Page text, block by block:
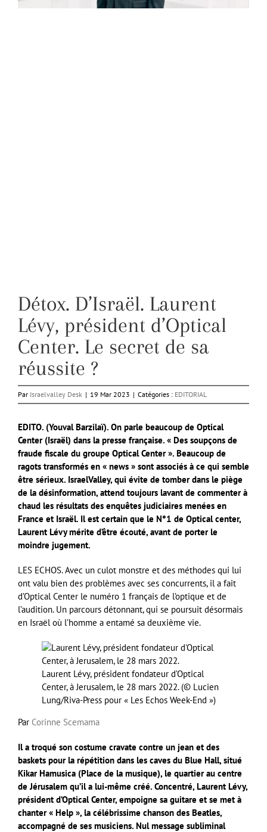
Détox. D’Israël. Laurent
Lévy, président d’Optical
Center. Le secret de sa
réussite ?
Par Israelvalley Desk | 19 Mar 2023 | Catégories : EDITORIAL
EDITO. (Youval Barzilaï). On parle beaucoup de Optical
Center (Israël) dans la presse française. « Des soupçons de
fraude fiscale du groupe Optical Center ». Beaucoup de
ragots transformés en « news » sont associés à ce qui semble
être sérieux. IsraelValley, qui évite de tomber dans le piège
de la désinformation, attend toujours lavant de commenter à
chaud les résultats des enquêtes judiciaires menées en
France et Israël. Il est certain que le N°1 de Optical center,
Laurent Lévy mérite d’être écouté, avant de porter le
moindre jugement.
LES ECHOS. Avec un culot monstre et des méthodes qui lui
ont valu bien des problèmes avec ses concurrents, il a fait
d’Optical Center le numéro 1 français de l’optique et de
l’audition. Un parcours détonnant, qui se poursuit désormais
en Israël où l’homme a entamé sa deuxième vie.
Laurent Lévy, président fondateur d’Optical
Center, à Jerusalem, le 28 mars 2022. (© Lucien
Lung/Riva-Press pour « Les Echos Week-End »)
Par Corinne Scemama
Il a troqué son costume cravate contre un jean et des
baskets pour la répétition dans les caves du Blue Hall, situé
Kikar Hamusica (Place de la musique), le quartier au centre
de Jérusalem qu’il a lui-même créé. Concentré, Laurent Lévy,
président d’Optical Center, empoigne sa guitare et se met à
chanter « Help », la célébrissime chanson des Beatles,
accompagné de ses musiciens. Nul message subliminal